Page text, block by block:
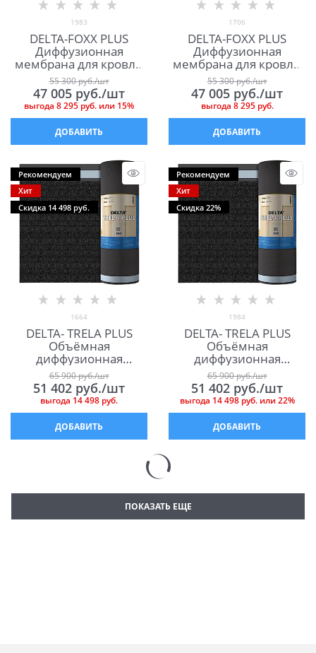
1983
DELTA-FOXX PLUS
Диффузионная
мембрана для кровли
(пологих скатов)
Дельта Фокс Плюс
55 300 руб./шт
47 005 руб./шт
выгода 8 295 руб. или 15%
ДОБАВИТЬ
1706
DELTA-FOXX PLUS
Диффузионная
мембрана для кровли
(пологих скатов)
Дельта Фокс Плюс
55 300 руб./шт
47 005 руб./шт
выгода 8 295 руб.
ДОБАВИТЬ
Рекомендуем
Хит
Скидка 14 498 руб.
1664
DELTA- TRELA PLUS
Объёмная
диффузионная
мембрана для кровли
Дельта Трела Плюс
65 900 руб./шт
51 402 руб./шт
выгода 14 498 руб.
ДОБАВИТЬ
Рекомендуем
Хит
Скидка 22%
1984
DELTA- TRELA PLUS
Объёмная
диффузионная
мембрана для
фальцевой кровли
Дельта Трела Плюс
65 900 руб./шт
51 402 руб./шт
выгода 14 498 руб.или22%
ДОБАВИТЬ
ПОКАЗАТЬ ЕЩЕ